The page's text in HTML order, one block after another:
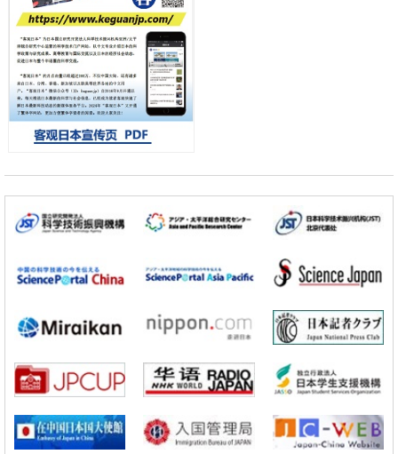
京都大学高效生成光的构成单元“光子”，可应用于量子计算机
科学研究
开发出300亿年仅误差1秒的光晶格钟，构建网络将其打造为下一代社会
基础设施
经济・社会
日本成立“以人为本AI联盟”——力争借助AI拓展社会公众创造力，依托
产学合作推进研发
科学研究
带大量基因的人工细胞
政策
展研究
科学研究
科学研究
开发出300亿年仅误差1秒的光晶格钟，构建网络将其打造为下一代社会
基础设施
经济・社会
日本成立“以人为本AI联盟”——力争借助AI拓展社会公众创造力，依托
科学研究
大阪大学开发出膜脂质可视化工具，使脂质探针的高效开发成为可能